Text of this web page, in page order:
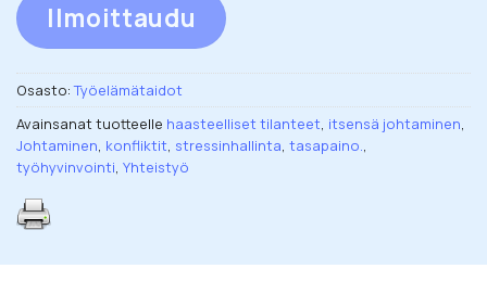
Ilmoittaudu
Osasto:Työelämätaidot
Avainsanat tuotteelle haasteelliset tilanteet, itsensä johtaminen,
Johtaminen, konfliktit, stressinhallinta, tasapaino.,
työhyvinvointi, Yhteistyö